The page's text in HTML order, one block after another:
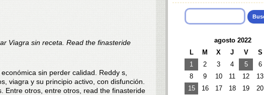
Viagra sin receta. Read the finasteride
económica sin perder calidad. Reddy s,
viagra y su principio activo, con disfunción.
Entre otros, entre otros, read the finasteride
Buscar:
agosto 2022
L
M X J V S
1
2 3 4 5 6
8
9 10 11 12 13
15
16 17 18 19 20